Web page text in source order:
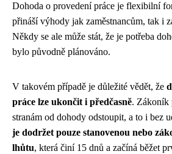
Dohoda o provedení práce je flexibilní
přináší výhody jak zaměstnancům, tak i
Někdy se ale může stát, že je potřeba
bylo původně plánováno.
V takovém případě je důležité vědět, že
práce lze ukončit i předčasně. Zákoník
stranám od dohody odstoupit, a to i bez
je dodržet pouze stanovenou nebo
lhůtu, která činí 15 dnů a začíná běžet